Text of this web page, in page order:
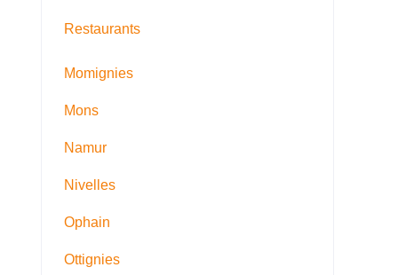
Restaurants
Momignies
Mons
Namur
Nivelles
Ophain
Ottignies